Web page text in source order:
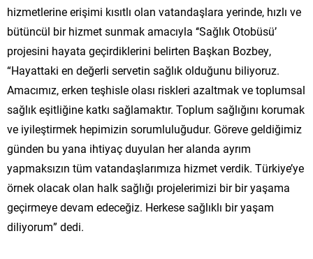
hizmetlerine erişimi kısıtlı olan vatandaşlara yerinde, hızlı ve
bütüncül bir hizmet sunmak amacıyla ‘‘Sağlık Otobüsü’
projesini hayata geçirdiklerini belirten Başkan Bozbey,
“Hayattaki en değerli servetin sağlık olduğunu biliyoruz.
Amacımız, erken teşhisle olası riskleri azaltmak ve toplumsal
sağlık eşitliğine katkı sağlamaktır. Toplum sağlığını korumak
ve iyileştirmek hepimizin sorumluluğudur. Göreve geldiğimiz
günden bu yana ihtiyaç duyulan her alanda ayrım
yapmaksızın tüm vatandaşlarımıza hizmet verdik. Türkiye’ye
örnek olacak olan halk sağlığı projelerimizi bir bir yaşama
geçirmeye devam edeceğiz. Herkese sağlıklı bir yaşam
diliyorum” dedi.